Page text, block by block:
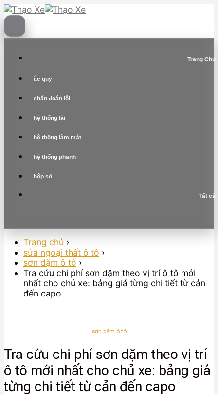
Skip
to
content
Trang Chủ
ắc quy
chẩn đoán lỗi
hệ thống lái
hệ thống làm mát
hệ thống phanh
hộp số
Tất cả
Trang chủ ›
sửa ngoại thất ô tô ›
sơn dặm ô tô ›
Tra cứu chi phí sơn dặm theo vị trí ô tô mới
nhất cho chủ xe: bảng giá từng chi tiết từ cản
đến capo
sơn dặm ô tô
Tra cứu chi phí sơn dặm theo vị trí
ô tô mới nhất cho chủ xe: bảng giá
từng chi tiết từ cản đến capo